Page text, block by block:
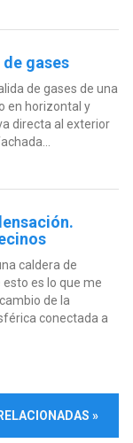
gases
de gases de una
en horizontal y
directa al exterior
caldera de
es lo que me
de la
conectada a
»